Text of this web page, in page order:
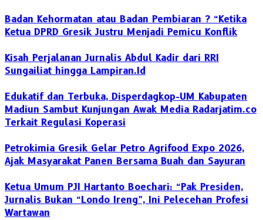
Badan Kehormatan atau Badan Pembiaran ? “Ketika
Ketua DPRD Gresik Justru Menjadi Pemicu Konflik
Kisah Perjalanan Jurnalis Abdul Kadir dari RRI
Sungailiat hingga Lampiran.Id
Edukatif dan Terbuka, Disperdagkop-UM Kabupaten
Madiun Sambut Kunjungan Awak Media Radarjatim.co
Terkait Regulasi Koperasi
Petrokimia Gresik Gelar Petro Agrifood Expo 2026,
Ajak Masyarakat Panen Bersama Buah dan Sayuran
Ketua Umum PJI Hartanto Boechari: “Pak Presiden,
Jurnalis Bukan “Londo Ireng”, Ini Pelecehan Profesi
Wartawan